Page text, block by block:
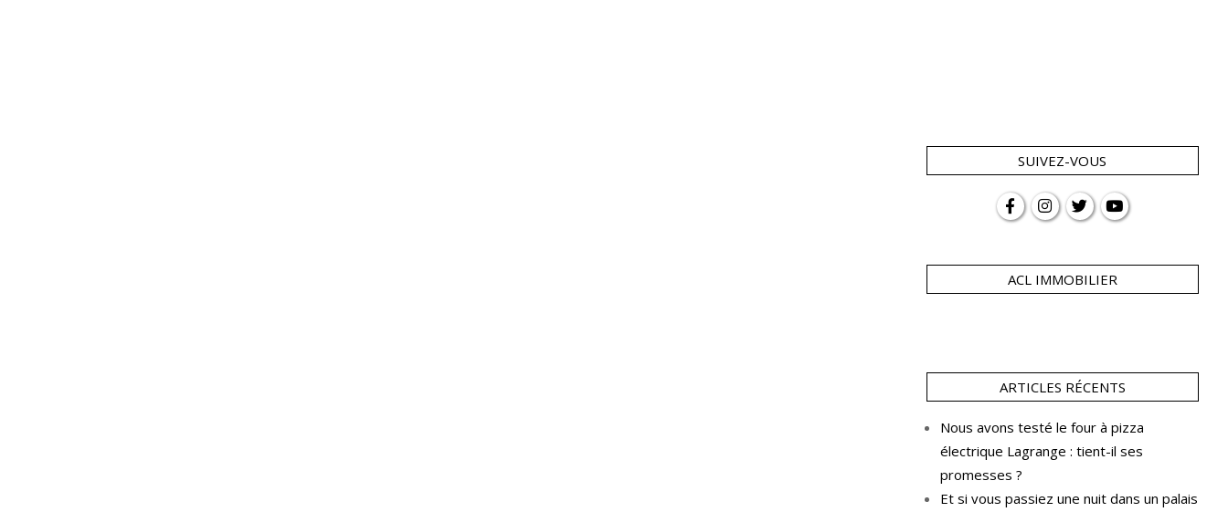
SUIVEZ-VOUS
ACL IMMOBILIER
ARTICLES RÉCENTS
Nous avons testé le four à pizza
électrique Lagrange : tient-il ses
promesses ?
Et si vous passiez une nuit dans un palais